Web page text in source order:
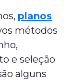
planos
métodos
e seleção
alguns